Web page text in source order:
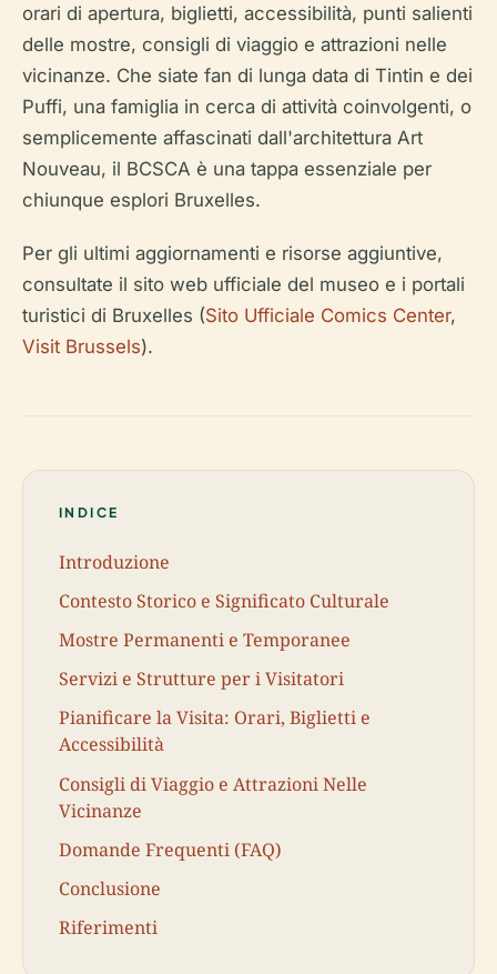
orari di apertura, biglietti, accessibilità, punti salienti
delle mostre, consigli di viaggio e attrazioni nelle
vicinanze. Che siate fan di lunga data di Tintin e dei
Puffi, una famiglia in cerca di attività coinvolgenti, o
semplicemente affascinati dall'architettura Art
Nouveau, il BCSCA è una tappa essenziale per
chiunque esplori Bruxelles.
Per gli ultimi aggiornamenti e risorse aggiuntive,
consultate il sito web ufficiale del museo e i portali
turistici di Bruxelles (Sito Ufficiale Comics Center,
Visit Brussels).
INDICE
Introduzione
Contesto Storico e Significato Culturale
Mostre Permanenti e Temporanee
Servizi e Strutture per i Visitatori
Pianificare la Visita: Orari, Biglietti e
Accessibilità
Consigli di Viaggio e Attrazioni Nelle
Vicinanze
Domande Frequenti (FAQ)
Conclusione
Riferimenti